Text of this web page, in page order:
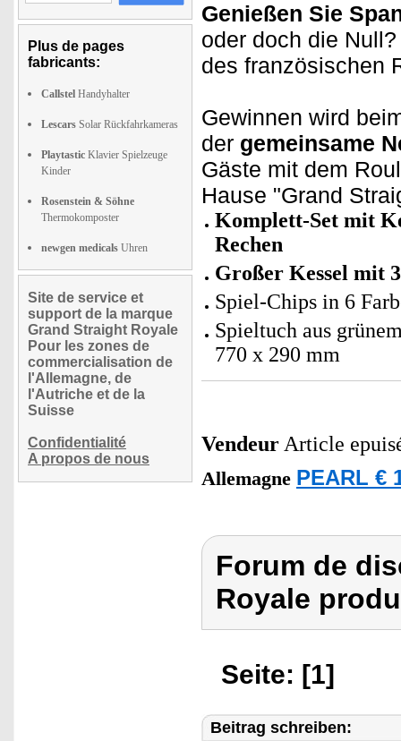
Plus de pages
fabricants:
Callstel Handyhalter
Lescars Solar Rückfahrkameras
Playtastic Klavier Spielzeuge
Kinder
Rosenstein & Söhne
Thermokomposter
newgen medicals Uhren
Site de service et
support de la marque
Grand Straight Royale
Pour les zones de
commercialisation de
l'Allemagne, de
l'Autriche et de la
Suisse
Confidentialité
A propos de nous
Genießen Sie
oder doch die
des französischen
Gewinnen wird
der gemeinsame
Gäste mit dem
Hause "Grand
Komplett-Set mit
Rechen
Großer Kessel mit
Spiel-Chips in 6
Spieltuch aus
770 x 290 mm
Vendeur Article
Allemagne PEARL €
Forum de
Royale
Seite: [1]
Beitrag schreiben: